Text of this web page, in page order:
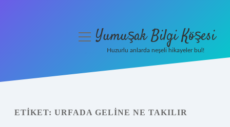
Yasal Uyarı
menüyüYumuşak Bilgi Köşesi
Huzurlu anlarda neşeli hikayeler bul!
ETIKET: URFADA GELINE NE TAKILIR